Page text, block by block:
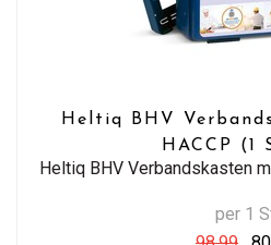
Heltiq BHV
HACCP (1
Heltiq BHV Verbandskasten
per 1